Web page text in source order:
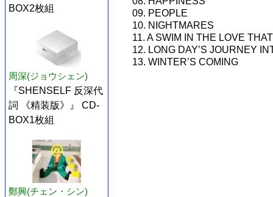
BOX2枚組
周深(ジョウシェン)
『SHENSELF 反深代
詞 《精装版》』 CD-
BOX1枚組
鄭興(チェン・シン)
09. PEOPLE
10. NIGHTMARES
11. A SWIM IN THE LOVE
12. LONG DAY’S JOURNEY
13. WINTER’S COMING